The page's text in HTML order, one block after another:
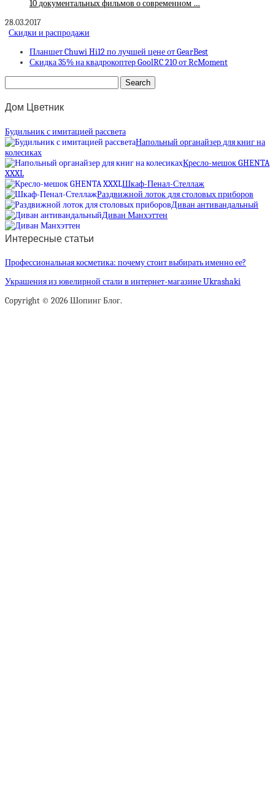
10 документальных фильмов о современном …
28.03.2017
Скидки и распродажи
Планшет Chuwi Hi12 по лучшей цене от GearBest
Скидка 35% на квадрокоптер GoolRC 210 от RcMoment
Дом Цветник
Будильник с имитацией рассвета
Напольный органайзер для книг на
колесиках
Кресло-мешок GHENTA
XXXL
Шкаф-Пенал-Стеллаж
Раздвижной лоток для столовых приборов
Диван антивандальный
Диван Манхэттен
Интересные статьи
Профессиональная косметика: почему стоит выбирать именно ее?
Украшения из ювелирной стали в интернет-магазине Ukrashaki
Copyright © 2026 Шопинг Блог.